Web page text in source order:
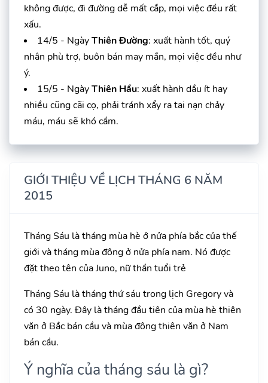
không được, đi đường dễ mất cắp, mọi việc đều rất
xấu.
14/5 - NgàyThiên Đường: xuất hành tốt, quý
nhân phù trợ, buôn bán may mắn, mọi việc đều như
ý.
15/5 - NgàyThiên Hầu: xuất hành dầu ít hay
nhiều cũng cãi cọ, phải tránh xẩy ra tai nạn chảy
máu, máu sẽ khó cầm.
GIỚI THIỆU VỀ LỊCH THÁNG 6 NĂM
2015
Tháng Sáu là tháng mùa hè ở nửa phía bắc của thế
giới và tháng mùa đông ở nửa phía nam. Nó được
đặt theo tên của Juno, nữ thần tuổi trẻ
Tháng Sáu là tháng thứ sáu trong lịch Gregory và
có 30 ngày. Đây là tháng đầu tiên của mùa hè thiên
văn ở Bắc bán cầu và mùa đông thiên văn ở Nam
bán cầu.
Ý nghĩa của tháng sáu là gì?